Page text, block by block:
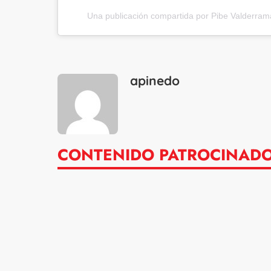
Una publicación compartida por Pibe
apinedo
CONTENIDO